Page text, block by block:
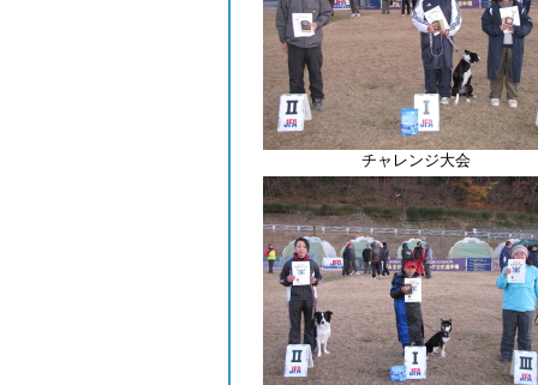
チャレンジ大会